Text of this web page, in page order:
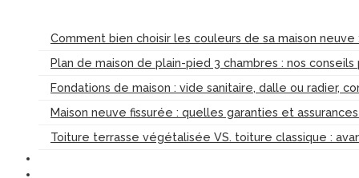
Comment bien choisir les couleurs de sa maison
Plan de maison de plain-pied 3 chambres : nos
Fondations de maison : vide sanitaire, dalle ou radier,
Maison neuve fissurée : quelles garanties et
Toiture terrasse végétalisée VS. toiture classique :